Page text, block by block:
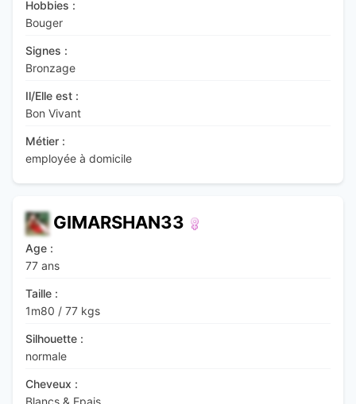
Hobbies :
Bouger
Signes :
Bronzage
Il/Elle est :
Bon Vivant
Métier :
employée à domicile
GIMARSHAN33
Age :
77 ans
Taille :
1m80 / 77 kgs
Silhouette :
normale
Cheveux :
Blancs & Epais